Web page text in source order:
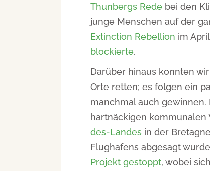
Thunbergs Rede bei den
junge Menschen auf der
Extinction Rebellion im
blockierte.
Darüber hinaus konnten
Orte retten; es folgen ein
manchmal auch
hartnäckigen kommunalen
des-Landes in der
Flughafens abgesagt
Projekt gestoppt, wobei